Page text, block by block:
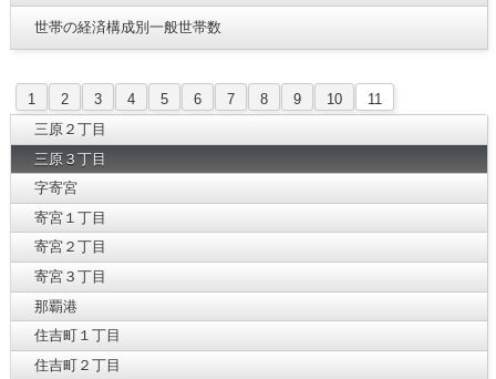
世帯の経済構成別一般世帯数
1 2 3 4 5 6 7 8 9 10
11
三原２丁目
三原３丁目
字寄宮
寄宮１丁目
寄宮２丁目
寄宮３丁目
那覇港
住吉町１丁目
住吉町２丁目